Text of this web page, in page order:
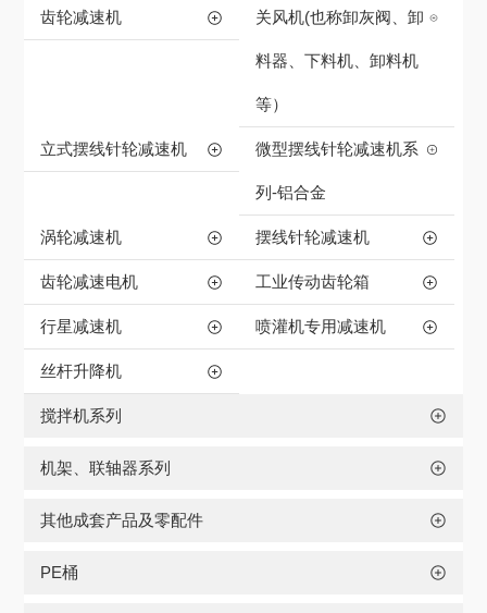
齿轮减速机 关风机(也称卸灰阀、卸
料器、下料机、卸料机
等）
立式摆线针轮减速机 微型摆线针轮减速机系
列-铝合金
涡轮减速机 摆线针轮减速机
齿轮减速电机 工业传动齿轮箱
行星减速机 喷灌机专用减速机
丝杆升降机
搅拌机系列
机架、联轴器系列
其他成套产品及零配件
PE桶